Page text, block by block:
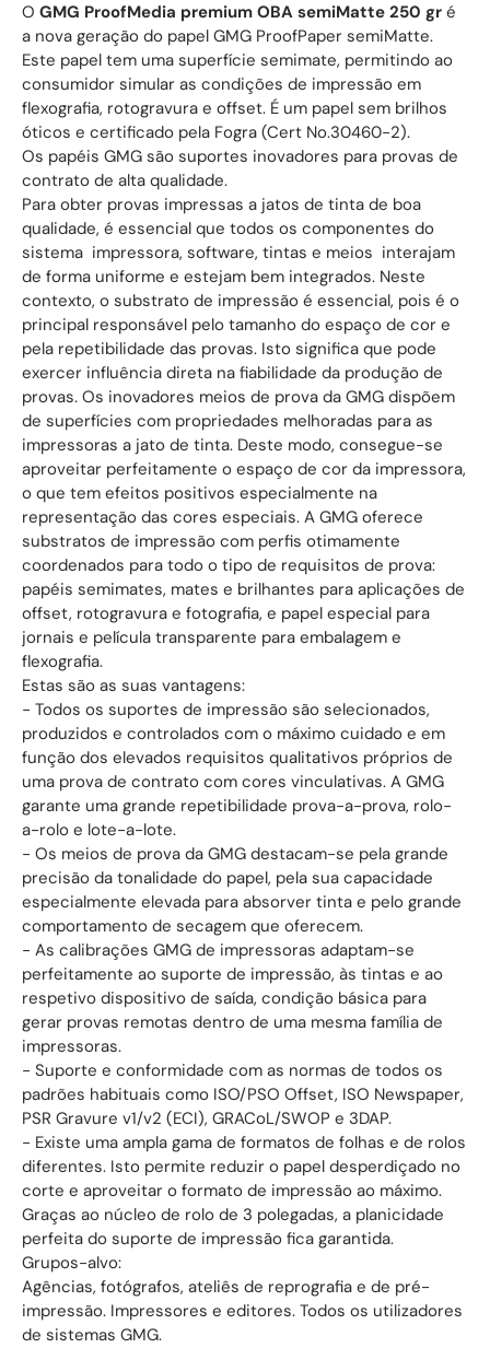
O GMG ProofMedia premium OBA semiMatte 250 gr é
a nova geração do papel GMG ProofPaper semiMatte.
Este papel tem uma superfície semimate, permitindo ao
consumidor simular as condições de impressão em
flexografia, rotogravura e offset. É um papel sem brilhos
óticos e certificado pela Fogra (Cert No.30460-2).
Os papéis GMG são suportes inovadores para provas de
contrato de alta qualidade.
Para obter provas impressas a jatos de tinta de boa
qualidade, é essencial que todos os componentes do
sistema  impressora, software, tintas e meios  interajam
de forma uniforme e estejam bem integrados. Neste
contexto, o substrato de impressão é essencial, pois é o
principal responsável pelo tamanho do espaço de cor e
pela repetibilidade das provas. Isto significa que pode
exercer influência direta na fiabilidade da produção de
provas. Os inovadores meios de prova da GMG dispõem
de superfícies com propriedades melhoradas para as
impressoras a jato de tinta. Deste modo, consegue-se
aproveitar perfeitamente o espaço de cor da impressora,
o que tem efeitos positivos especialmente na
representação das cores especiais. A GMG oferece
substratos de impressão com perfis otimamente
coordenados para todo o tipo de requisitos de prova:
papéis semimates, mates e brilhantes para aplicações de
offset, rotogravura e fotografia, e papel especial para
jornais e película transparente para embalagem e
flexografia.
Estas são as suas vantagens:
- Todos os suportes de impressão são selecionados,
produzidos e controlados com o máximo cuidado e em
função dos elevados requisitos qualitativos próprios de
uma prova de contrato com cores vinculativas. A GMG
garante uma grande repetibilidade prova-a-prova, rolo-
a-rolo e lote-a-lote.
- Os meios de prova da GMG destacam-se pela grande
precisão da tonalidade do papel, pela sua capacidade
especialmente elevada para absorver tinta e pelo grande
comportamento de secagem que oferecem.
- As calibrações GMG de impressoras adaptam-se
perfeitamente ao suporte de impressão, às tintas e ao
respetivo dispositivo de saída, condição básica para
gerar provas remotas dentro de uma mesma família de
impressoras.
- Suporte e conformidade com as normas de todos os
padrões habituais como ISO/PSO Offset, ISO Newspaper,
PSR Gravure v1/v2 (ECI), GRACoL/SWOP e 3DAP.
- Existe uma ampla gama de formatos de folhas e de rolos
diferentes. Isto permite reduzir o papel desperdiçado no
corte e aproveitar o formato de impressão ao máximo.
Graças ao núcleo de rolo de 3 polegadas, a planicidade
perfeita do suporte de impressão fica garantida.
Grupos-alvo:
Agências, fotógrafos, ateliês de reprografia e de pré-
impressão. Impressores e editores. Todos os utilizadores
de sistemas GMG.